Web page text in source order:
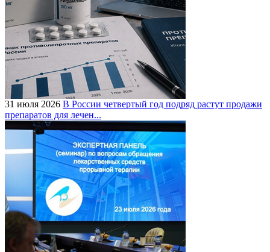
31 июля 2026 В России четвертый год подряд растут продажи
препаратов для лечен...